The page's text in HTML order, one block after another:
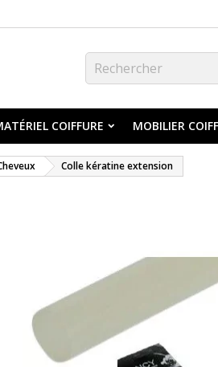
COIFFURE MOBILIER
Colle kératine extension